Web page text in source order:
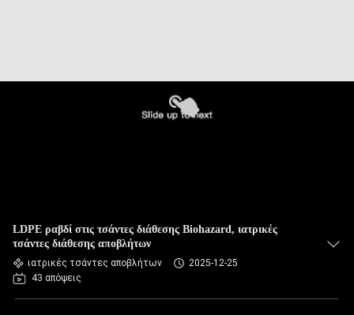
LDPE ραβδί στις τσάντες διάθεσης Biohazard, ιατρικές
τσάντες διάθεσης αποβλήτων
ιατρικές τσάντες αποβλήτων
2025-12-25
43 απόψεις